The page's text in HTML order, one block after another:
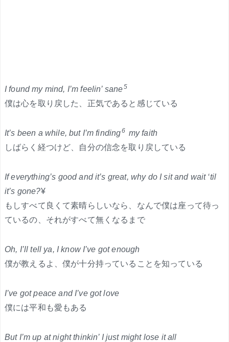
I found my mind, I’m feelin’ sane5
僕は心を取り戻した、正気であると感じている
It’s been a while, but I’m finding6 my faith
しばらく経つけど、自分の信念を取り戻している
If everything’s good and it’s great, why do I sit and wait ‘til
it’s gone?¥
もしすべて良くて素晴らしいなら、なんで僕は座って待っ
ているの、それがすべて無くなるまで
Oh, I’ll tell ya, I know I’ve got enough
僕が教えるよ、僕が十分持っていることを知っている
I’ve got peace and I’ve got love
僕には平和も愛もある
But I’m up at night thinkin’ I just might lose it all